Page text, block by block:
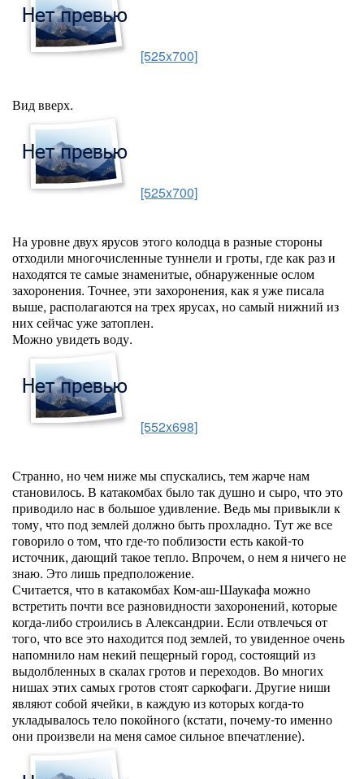
[525x700]
Вид вверх.
[525x700]
На уровне двух ярусов этого колодца в разные стороны
отходили многочисленные туннели и гроты, где как раз и
находятся те самые знаменитые, обнаруженные ослом
захоронения. Точнее, эти захоронения, как я уже писала
выше, располагаются на трех ярусах, но самый нижний из
них сейчас уже затоплен.
Можно увидеть воду.
[552x698]
Странно, но чем ниже мы спускались, тем жарче нам
становилось. В катакомбах было так душно и сыро, что это
приводило нас в большое удивление. Ведь мы привыкли к
тому, что под землей должно быть прохладно. Тут же все
говорило о том, что где-то поблизости есть какой-то
источник, дающий такое тепло. Впрочем, о нем я ничего не
знаю. Это лишь предположение.
Считается, что в катакомбах Ком-аш-Шаукафа можно
встретить почти все разновидности захоронений, которые
когда-либо строились в Александрии. Если отвлечься от
того, что все это находится под землей, то увиденное очень
напомнило нам некий пещерный город, состоящий из
выдолбленных в скалах гротов и переходов. Во многих
нишах этих самых гротов стоят саркофаги. Другие ниши
являют собой ячейки, в каждую из которых когда-то
укладывалось тело покойного (кстати, почему-то именно
они произвели на меня самое сильное впечатление).